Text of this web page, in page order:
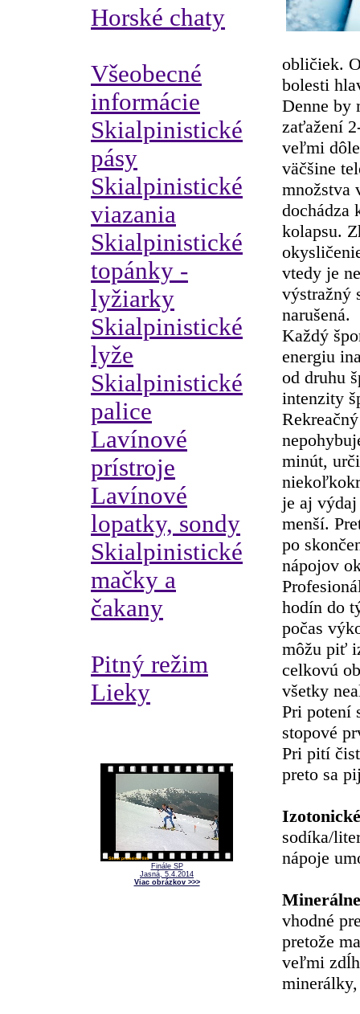
Horské chaty
Všeobecné
informácie
Skialpinistické
pásy
Skialpinistické
viazania
Skialpinistické
topánky -
lyžiarky
Skialpinistické
lyže
Skialpinistické
palice
Lavínové
prístroje
Lavínové
lopatky, sondy
Skialpinistické
mačky a
čakany
Pitný režim
Lieky
Finále SP
Jasná, 5.4.2014
Viac obrázkov >>>
obličiek.
bolesti
Denne by
zaťažení
veľmi
väčšine
množstva
dochádza
kolapsu.
vtedy je
výstražný
narušená.
Každý
energiu
od druhu
intenzity
minút,
je aj
menší.
po
nápojov
hodín do
počas
môžu piť
celkovú
všetky
Pri potení
stopové
Pri pití
preto sa
sodíka/
nápoje
vhodné
pretože
veľmi